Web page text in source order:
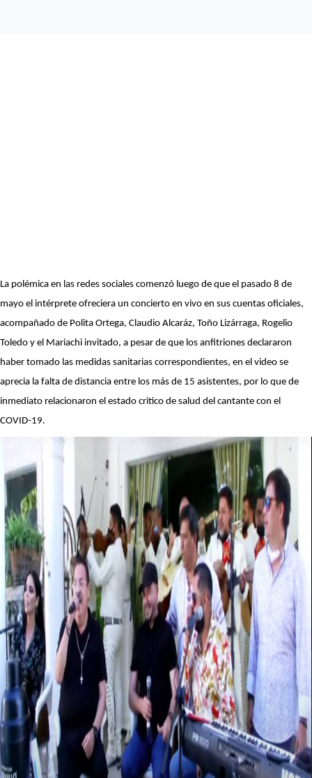
La polémica en las redes sociales comenzó luego de que el pasado 8 de
mayo el intérprete ofreciera un concierto en vivo en sus cuentas oficiales,
acompañado de Polita Ortega, Claudio Alcaráz, Toño Lizárraga, Rogelio
Toledo y el Mariachi invitado, a pesar de que los anfitriones declararon
haber tomado las medidas sanitarias correspondientes, en el video se
aprecia la falta de distancia entre los más de 15 asistentes, por lo que de
inmediato relacionaron el estado critico de salud del cantante con el
COVID-19.